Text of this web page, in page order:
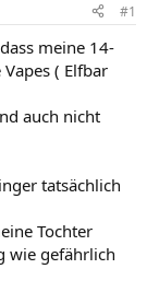
#1
meine 14-
( Elfbar
auch nicht
tatsächlich
Tochter
wie gefährlich